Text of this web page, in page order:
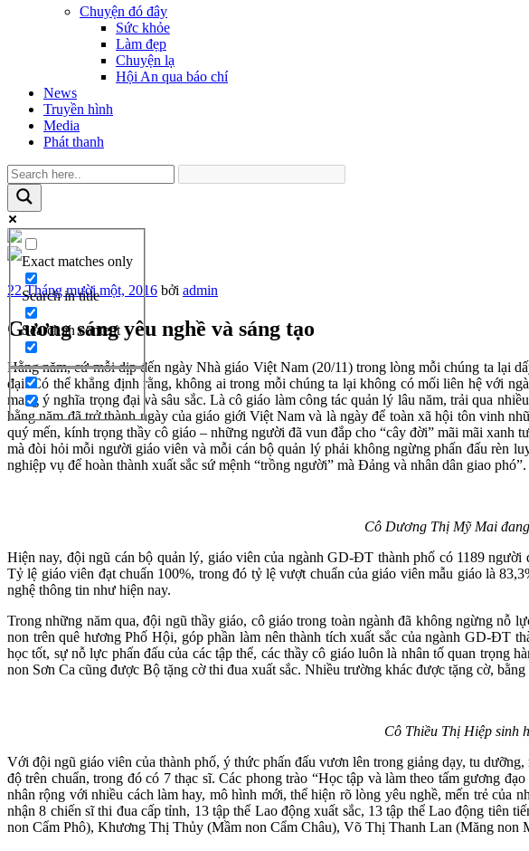
Chuyện đó đây
Sức khỏe
Làm đẹp
Chuyện lạ
Hội An qua báo chí
News
Truyền hình
Media
Phát thanh
Exact matches only
Search in title
Search in content
Đăng
trong
22 Tháng mười một, 2016 bởi admin
Gương sáng yêu nghề và sáng tạo
Hằng năm, cứ mỗi dịp đến ngày Nhà giáo Việt Nam (20/11) trong lòng mỗi chúng ta lại
đại. Có thể khẳng định rằng, không ai trong mỗi chúng ta lại không có mối liên hệ với
mang ý nghĩa trọng đại và sâu sắc. Là cô giáo làm công tác quản lý lâu năm, trải qua
hằng năm đã trở thành ngày của giáo giới Việt Nam và là ngày để toàn xã hội tôn vinh
quý mến, kính trọng thầy cô giáo – những người đã vun đắp cho “cây đời” mãi mãi
mà đòi hỏi mỗi người giáo viên và mỗi cán bộ quản lý phải không ngừng phấn đấu rèn
nghiệp vụ để hoàn thành xuất sắc sứ mệnh “trồng người” mà Đảng và nhân dân giao phó”.
Cô Dương Thị Mỹ Mai
Hiện nay, đội ngũ cán bộ quản lý, giáo viên của ngành GD-ĐT thành phố có 1189
Tỷ lệ giáo viên đạt chuẩn 100%, trong đó tỷ lệ vượt chuẩn của giáo viên mẫu giáo là
nghệ thông tin như hiện nay.
Trong những năm qua, đội ngũ thầy giáo, cô giáo trong toàn ngành đã không ngừng nỗ
non trên quê hương Phố Hội, góp phần làm nên thành tích xuất sắc của ngành GD-ĐT
học tốt, sự nỗ lực phấn đấu của các tập thể, các thầy cô giáo luôn là nhân tố quan
non Sơn Ca cũng được Bộ tặng cờ thi đua xuất sắc. Nhiều trường khác được tặng cờ,
Cô Thiều Thị Hiệp sinh
Với đội ngũ giáo viên của thành phố, ý thức phấn đấu vươn lên trong giảng dạy, tu
độ trên chuẩn, trong đó có 7 thạc sĩ. Các phong trào “Học tập và làm theo tấm gương
nhân rộng với nhiều cách làm hay, mô hình mới, thể hiện rõ lòng yêu nghề, mến trẻ của
nhận 8 chiến sĩ thi đua cấp tỉnh, 13 tập thể Lao động xuất sắc, 13 tập thể Lao động
non Cẩm Phô), Khương Thị Thủy (Mầm non Cẩm Châu), Võ Thị Thanh Lan (Măng non